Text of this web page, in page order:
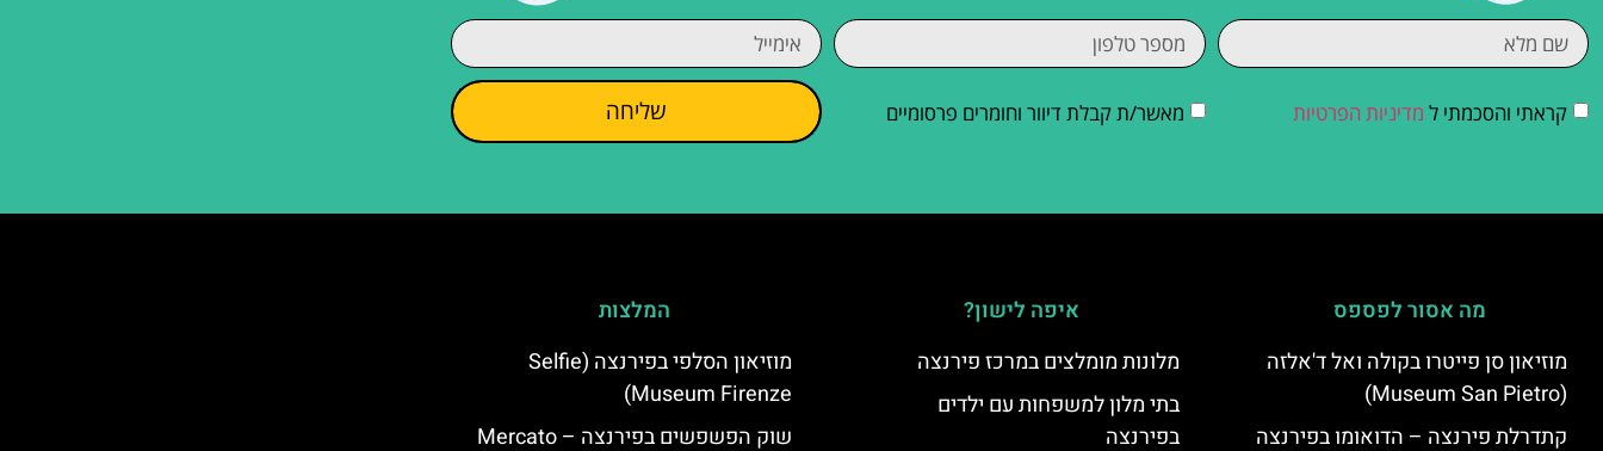
קראתי והסכמתי ל מדיניות הפרטיות מאשר/ת קבלת דיוור וחומרים פרסומיים שליחה
מה אסור לפספס
מוזיאון סן פייטרו בקולה ואל ד'אלזה
(Museum San Pietro)
קתדרלת פירנצה – הדואומו בפירנצה
איפה לישון?
מלונות מומלצים במרכז פירנצה
בתי מלון למשפחות עם ילדים
בפירנצה
המלצות
מוזיאון הסלפי בפירנצה (Selfie
Museum Firenze)
שוק הפשפשים בפירנצה – Mercato